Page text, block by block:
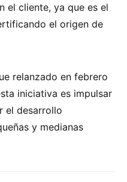
el cliente, ya que es el
el origen de
relanzado en febrero
iniciativa es impulsar
el desarrollo
y medianas